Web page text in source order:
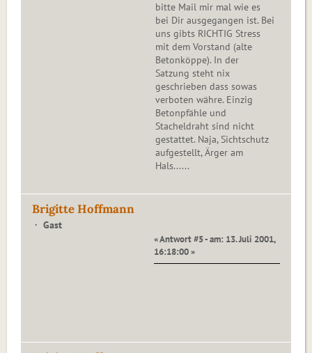
bitte Mail mir mal wie es
bei Dir ausgegangen ist. Bei
uns gibts RICHTIG Stress
mit dem Vorstand (alte
Betonköppe). In der
Satzung steht nix
geschrieben dass sowas
verboten währe. Einzig
Betonpfähle und
Stacheldraht sind nicht
gestattet. Naja, Sichtschutz
aufgestellt, Ärger am
Hals......
Brigitte Hoffmann
Gast
« Antwort #5 - am: 13. Juli 2001,
16:18:00 »